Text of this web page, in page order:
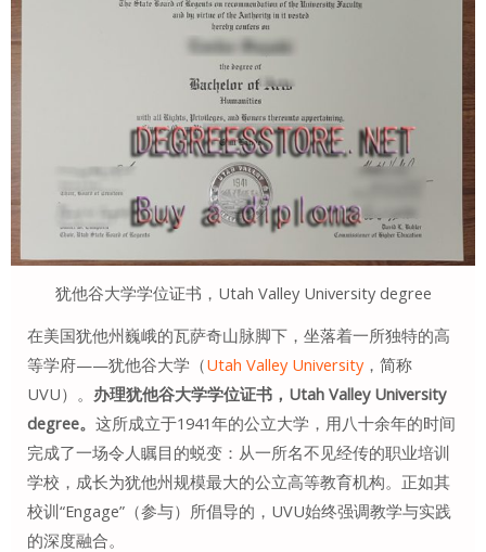
犹他谷大学学位证书，Utah Valley University degree
在美国犹他州巍峨的瓦萨奇山脉脚下，坐落着一所独特的高
等学府——犹他谷大学（Utah Valley University，简称
UVU）。 办理犹他谷大学学位证书，Utah Valley University
degree。 这所成立于1941年的公立大学，用八十余年的时间
完成了一场令人瞩目的蜕变：从一所名不见经传的职业培训
学校，成长为犹他州规模最大的公立高等教育机构。正如其
校训“Engage”（参与）所倡导的，UVU始终强调教学与实践
的深度融合。